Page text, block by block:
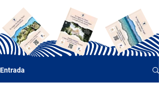
Entrada